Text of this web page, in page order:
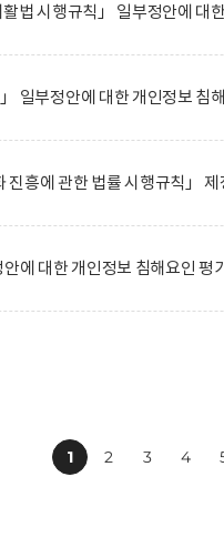
활법 시행규칙」 일부정안에 대
일부정안에 대한 개인정보 침
진흥에 관한 법률 시행규칙」
안에 대한 개인정보 침해요인 평
1 2 3 4